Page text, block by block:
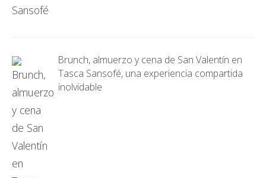
Brunch, almuerzo y cena de San Valentín en
Tasca Sansofé, una experiencia compartida
inolvidable